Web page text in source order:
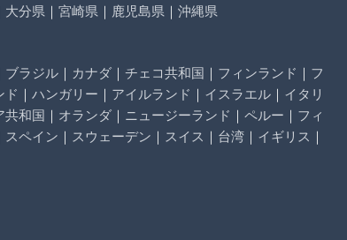
大分県 ｜ 宮崎県 ｜ 鹿児島県 ｜ 沖縄県
ブラジル ｜ カナダ ｜ チェコ共和国 ｜ フィンランド ｜ フ
ド ｜ ハンガリー ｜ アイルランド ｜ イスラエル ｜ イタリ
共和国 ｜ オランダ ｜ ニュージーランド ｜ ペルー ｜ フィ
スペイン ｜ スウェーデン ｜ スイス ｜ 台湾 ｜ イギリス ｜